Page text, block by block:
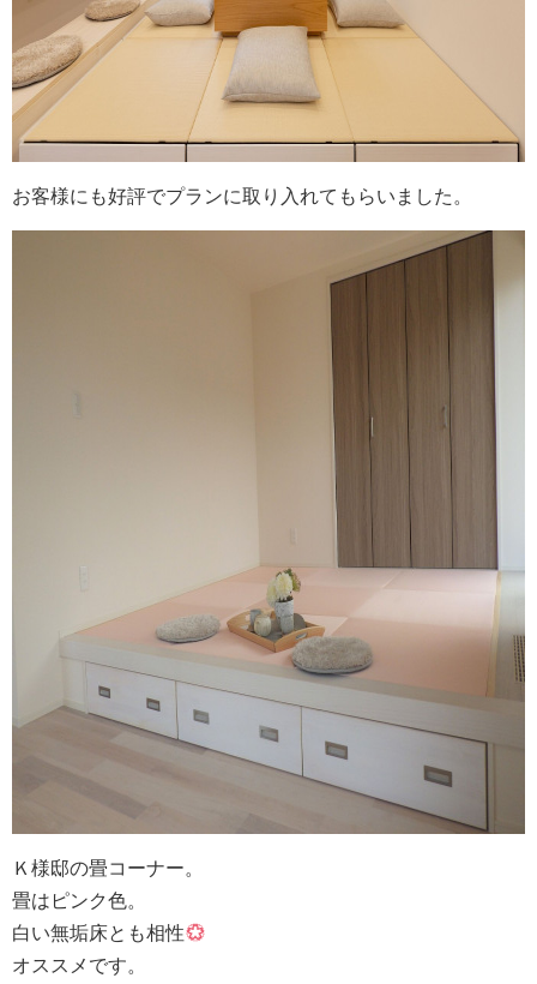
お客様にも好評でプランに取り入れてもらいました。
Ｋ様邸の畳コーナー。
畳はピンク色。
白い無垢床とも相性
オススメです。